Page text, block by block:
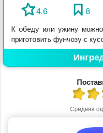
4.6 8
К обеду или ужину
приготовить фунчозу с
Средняя